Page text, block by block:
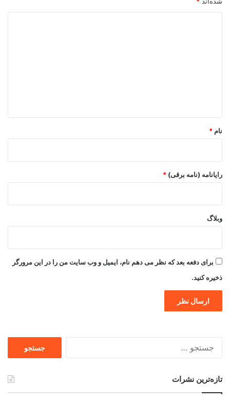
نام *
رایانامه (نامه برقی) *
وبلاگ
برای دفعه بعد که نظر می دهم نام، ایمیل و وب سایت من را در این مرورگر
ذخیره کنید.
تازه‌ترین نشرات